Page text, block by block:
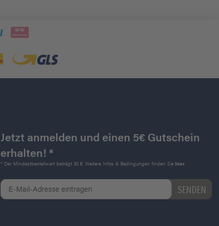
Jetzt anmelden und einen 5€ Gutschein
erhalten! *
* Der Mindestbestellwert beträgt 30 €. Weitere Infos & Bedingungen finden Sie hier.